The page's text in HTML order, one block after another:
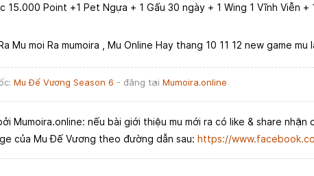
15.000 Point +1 Pet Ngựa + 1 Gấu 30 ngày + 1 Wing 1 Vĩnh Viễn
Mu moi Ra mumoira , Mu Online Hay thang 10 11 12 new game mu
Mu Đế Vương Season 6 - đăng tại Mumoira.online
bởi Mumoira.online: nếu bài giới thiệu mu mới ra có like & share
của Mu Đế Vương theo đường dẫn sau: https://